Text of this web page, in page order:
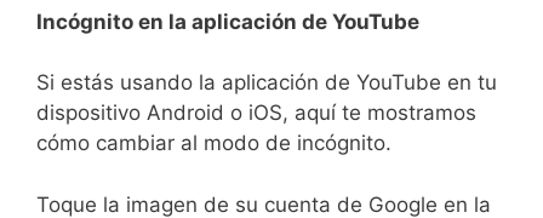
Incógnito en la aplicación de YouTube
Si estás usando la aplicación de YouTube en tu
dispositivo Android o iOS, aquí te mostramos
cómo cambiar al modo de incógnito.
Toque la imagen de su cuenta de Google en la